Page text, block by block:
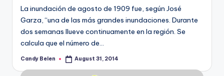
La inundación de agosto de 1909 fue, según José
Garza, “una de las más grandes inundaciones. Durante
dos semanas llueve continuamente en la región. Se
calcula que el número de…
Posted
Candy Belen August 31, 2014